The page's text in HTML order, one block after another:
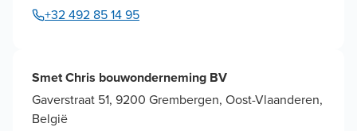
+32 492 85 14 95
Smet Chris bouwonderneming BV
Gaverstraat 51, 9200 Grembergen, Oost-Vlaanderen,
België